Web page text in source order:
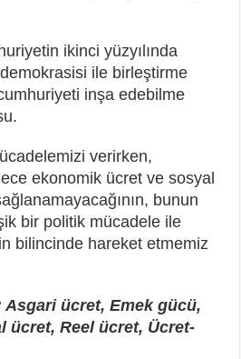
ikinci yüzyılında
ile birleştirme
inşa edebilme
verirken,
ekonomik ücret ve sosyal
bunun
bir politik mücadele ile
bilincinde hareket etmemiz
ücret, Emek gücü,
ücret, Reel ücret, Ücret-